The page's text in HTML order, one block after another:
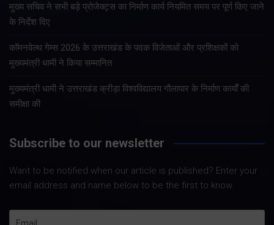
मुख्य सचिव ने सभी बड़े प्रोजेक्ट्स का निर्माण कार्य नियमित समय पर पूर्ण किए जाने
के निर्देश दिए
कॉमनवेल्थ गेम्स 2026 के उत्तराखंड के पदक विजेताओं और प्रशिक्षकों को
मुख्यमंत्री धामी ने किया सम्मानित
मुख्यमंत्री धामी ने उत्तराखंड क्रीड़ा विश्वविद्यालय गौलापार के निर्माण कार्यों की
समीक्षा की
Subscribe to our newsletter
Want to be notified when our article is published? Enter your
email address and name below to be the first to know.